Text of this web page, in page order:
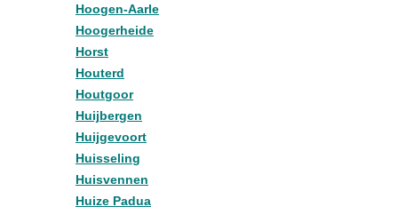
Hoogen-Aarle
Hoogerheide
Horst
Houterd
Houtgoor
Huijbergen
Huijgevoort
Huisseling
Huisvennen
Huize Padua